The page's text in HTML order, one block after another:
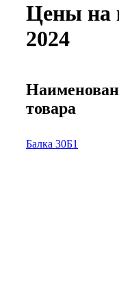
Цены на
2024
товара
Балка 30Б1